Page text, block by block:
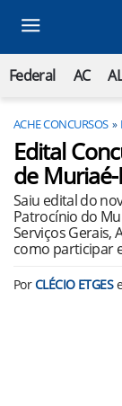
Federal AC AL
ACHE CONCURSOS
Edital
de
Saiu edital do
Patrocínio do
Serviços Gerais,
como participar
PorCLÉCIO ETGES